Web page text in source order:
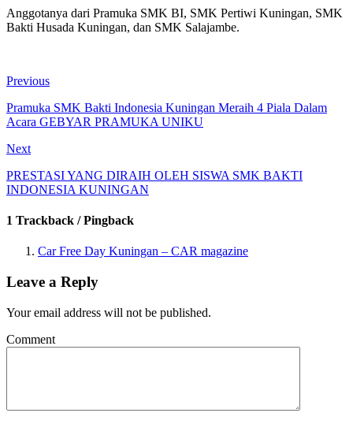
Anggotanya dari Pramuka SMK BI, SMK Pertiwi Kuningan, SMK
Bakti Husada Kuningan, dan SMK Salajambe.
Previous
Pramuka SMK Bakti Indonesia Kuningan Meraih 4 Piala Dalam
Acara GEBYAR PRAMUKA UNIKU
Next
PRESTASI YANG DIRAIH OLEH SISWA SMK BAKTI
INDONESIA KUNINGAN
1 Trackback / Pingback
Car Free Day Kuningan – CAR magazine
Leave a Reply
Your email address will not be published.
Comment